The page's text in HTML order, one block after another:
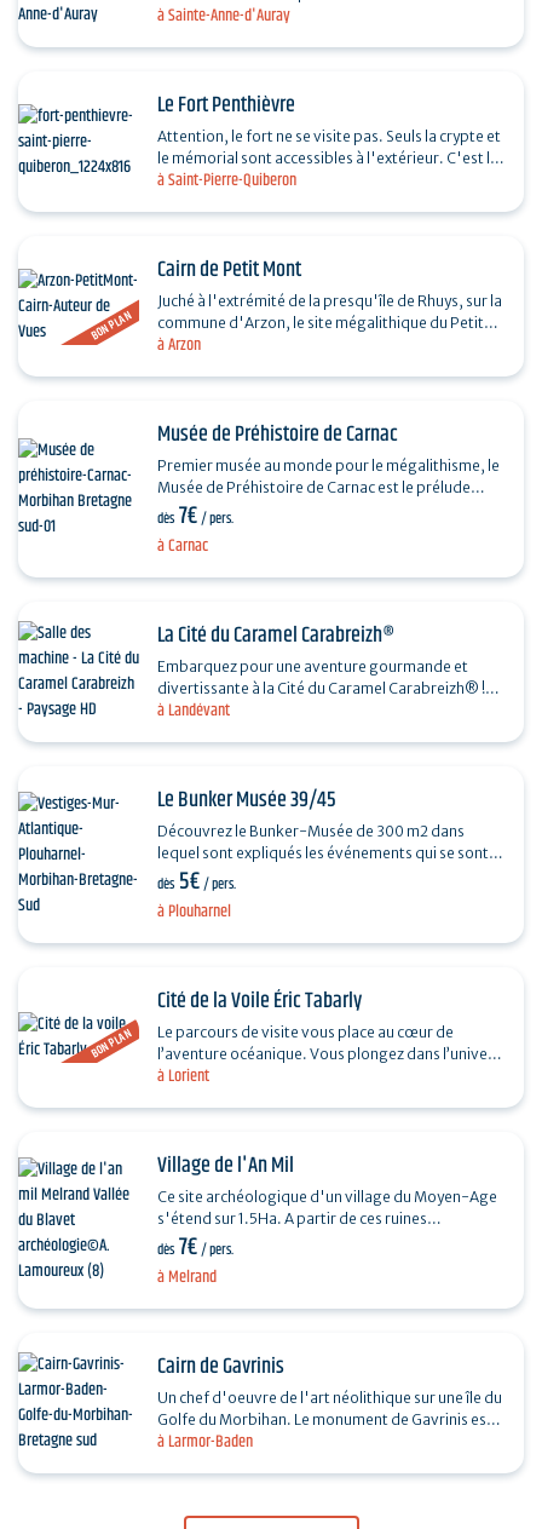
à Sainte-Anne-d'Auray
au quotidien le patrimoine sacré breton, riche…
à Saint-Pierre-Quiberon
Le Fort Penthièvre
Attention, le fort ne se visite pas. Seuls la crypte et
le mémorial sont accessibles à l'extérieur. C'est le
premier édifice que vous découvrirez…
BON PLAN
à Arzon
Cairn de Petit Mont
Juché à l'extrémité de la presqu'île de Rhuys, sur la
commune d'Arzon, le site mégalithique du Petit
Mont domine l'océan et le Golfe du Morbihan.…
à Carnac
Musée de Préhistoire de Carnac
Premier musée au monde pour le mégalithisme, le
Musée de Préhistoire de Carnac est le prélude
indispensable à la visite des dolmens et menhirs…
dès 7€/ pers.
à Landévant
La Cité du Caramel Carabreizh®
Embarquez pour une aventure gourmande et
divertissante à la Cité du Caramel Carabreizh® !
Dans un univers coloré et décalé, découvrez…
à Plouharnel
Le Bunker Musée 39/45
Découvrez le Bunker-Musée de 300 m2 dans
lequel sont expliqués les événements qui se sont
déroulés en Morbihan et en particulier sur la…
dès 5€/ pers.
BON PLAN
à Lorient
Cité de la Voile Éric Tabarly
Le parcours de visite vous place au cœur de
l’aventure océanique. Vous plongez dans l’univers
de la voile et de la course au large grâce à des…
à Melrand
Village de l'An Mil
Ce site archéologique d'un village du Moyen-Age
s'étend sur 1.5Ha. A partir de ces ruines
exceptionnellement bien conservées, des
reconstitutions de…
dès 7€/ pers.
à Larmor-Baden
Cairn de Gavrinis
Un chef d'oeuvre de l'art néolithique sur une île du
Golfe du Morbihan. Le monument de Gavrinis est
un dolmen sous cairn (c'est à dire recouverte de…